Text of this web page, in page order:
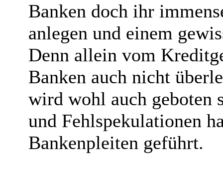
Banken doch ihr
anlegen und einem
Denn allein vom
Banken auch nicht
wird wohl auch geboten
und Fehlspekulationen
Bankenpleiten geführt.